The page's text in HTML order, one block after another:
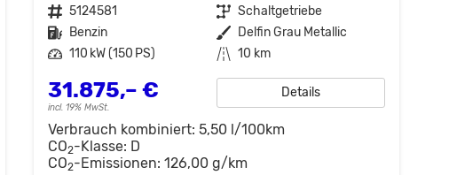
Fahrzeugnr. 5124581 Getriebe Schaltgetriebe
Kraftstoff Benzin Außenfarbe Delfin Grau Metallic
Leistung 110 kW (150 PS) Kilometerstand 10 km
31.875,– €
incl. 19% MwSt.
Details
Verbrauch kombiniert: 5,50 l/100km
CO2-Klasse: D
CO2-Emissionen: 126,00 g/km